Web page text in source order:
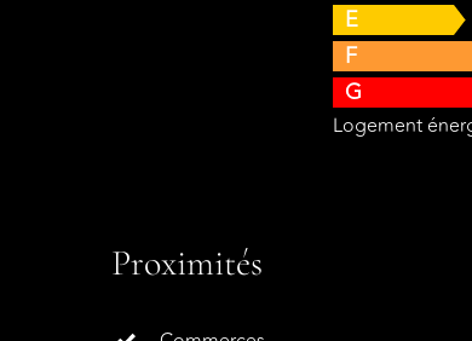
E
F
G
Logement
Proximités